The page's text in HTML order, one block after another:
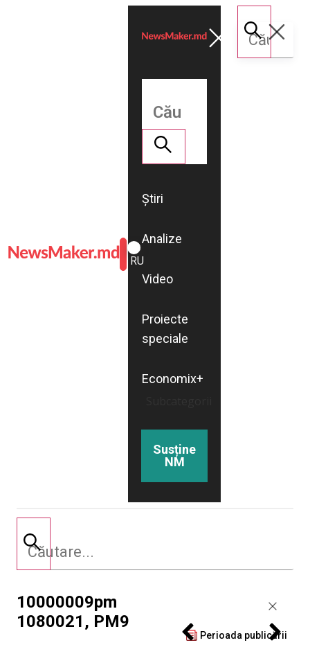
ROMÂNĂ
RU
Știri
Analize
Video
Proiecte
speciale
Economix+
Susține
NM
10000009pm
1080021, PM9
Perioada publicării